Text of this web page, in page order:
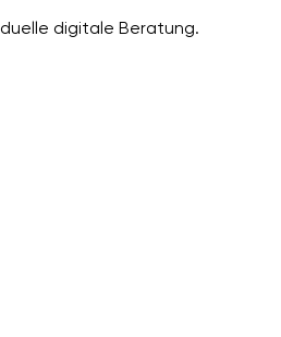
digitale Beratung.